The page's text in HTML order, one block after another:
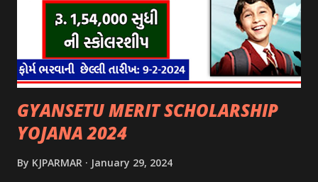
GYANSETU MERIT SCHOLARSHIP
YOJANA 2024
By KJPARMAR January 29, 2024